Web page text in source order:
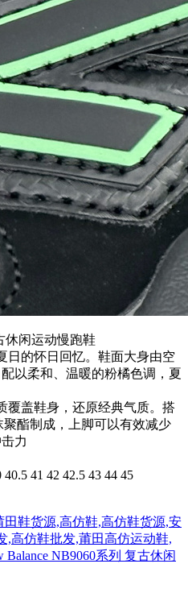
休闲运动慢跑鞋
日的怀日回忆。鞋面大身由空
以柔和、温暖的粉橘色调，夏
覆盖鞋身，还原经典气质。搭
酯制成，上脚可以有效减少
力
41 42 42.5 43 44 45
田鞋货源,高仿鞋,高仿鞋货源,安
,高仿鞋批发,莆田高仿运动鞋,
Balance NB9060系列 复古休闲